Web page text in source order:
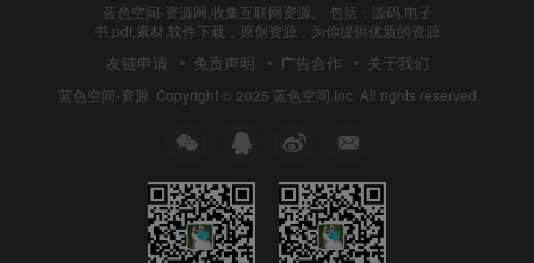
蓝色空间-资源网,收集互联网资源。 包括：源码,电子
书,pdf,素材,软件下载，原创资源，为你提供优质的资源
友链申请 免责声明 广告合作 关于我们
蓝色空间-资源 Copyright © 2025 蓝色空间.Inc. All rights reserved.